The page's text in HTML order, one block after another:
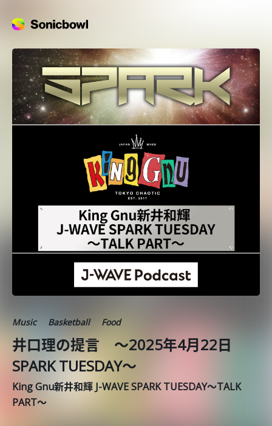
Music Basketball Food
井口理の提言 ～2025年4月22日
SPARK TUESDAY～
King Gnu新井和輝 J-WAVE SPARK TUESDAY～TALK
PART～